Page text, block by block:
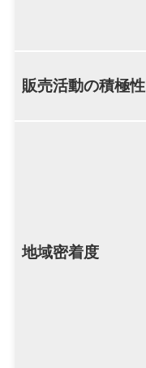
販売活動の積極性
地域密着度